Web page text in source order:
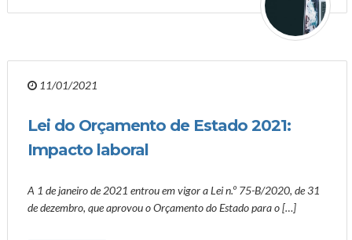
11/01/2021
Lei do Orçamento de Estado 2021:
Impacto laboral
A 1 de janeiro de 2021 entrou em vigor a Lei n.º 75-B/2020, de 31
de dezembro, que aprovou o Orçamento do Estado para o […]